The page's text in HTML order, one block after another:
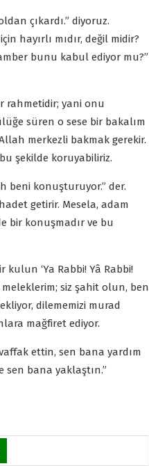
çıkardı.” diyoruz.
hayırlı mıdır, değil midir?
bunu kabul ediyor mu?”
rahmetidir; yani onu
süren o sese bir bakalım
merkezli bakmak gerekir.
şekilde koruyabiliriz.
beni konuşturuyor.” der.
getirir. Mesela, adam
bir konuşmadır ve bu
‘Ya Rabbi! Yâ Rabbi!
siz şahit olun, ben
dilememizi murad
mağfiret ediyor.
ettin, sen bana yardım
sen bana yaklaştın.”